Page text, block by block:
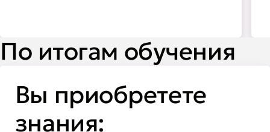
По итогам обучения
Вы приобретете
знания: